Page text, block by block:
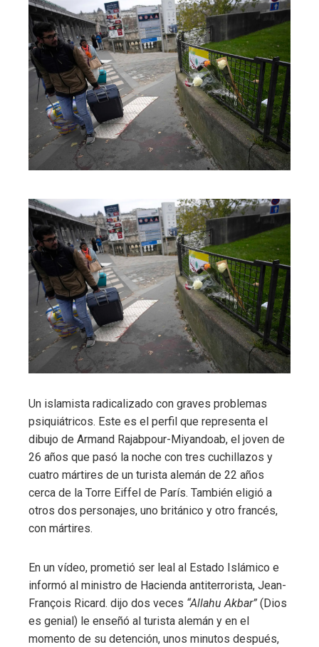
Un islamista radicalizado con graves problemas
psiquiátricos. Este es el perfil que representa el
dibujo de Armand Rajabpour-Miyandoab, el joven de
26 años que pasó la noche con tres cuchillazos y
cuatro mártires de un turista alemán de 22 años
cerca de la Torre Eiffel de París. También eligió a
otros dos personajes, uno británico y otro francés,
con mártires.
En un vídeo, prometió ser leal al Estado Islámico e
informó al ministro de Hacienda antiterrorista, Jean-
François Ricard. dijo dos veces “Allahu Akbar” (Dios
es genial) le enseñó al turista alemán y en el
momento de su detención, unos minutos después,